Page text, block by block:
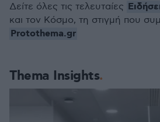
Thema Insights
Δείτε όλες τις τελευταίες
και τον Κόσμο, τη στιγμή που
Protothema.gr